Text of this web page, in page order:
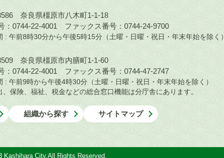
奈良県橿原市八木町1-1-18
：0744-22-4001 ファックス番号：0744-24-9700
: 午前8時30分から午後5時15分（土曜・日曜・祝日・年末年始を除く）
奈良県橿原市内膳町1-1-60
：0744-22-4001 ファックス番号：0744-47-2747
: 午前9時から午後4時30分（土曜・日曜・祝日・年末年始を除く）
保険、福祉、税金などの総合窓口機能は分庁舎にあります。
組織から探す サイトマップ
Kashihara City.All Rights Reserved.